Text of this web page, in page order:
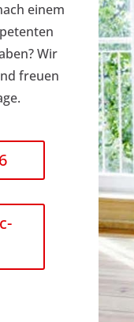
einem
Wir
freuen